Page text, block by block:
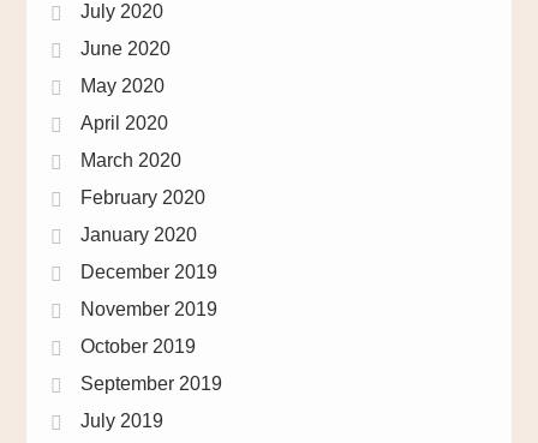
July 2020
June 2020
May 2020
April 2020
March 2020
February 2020
January 2020
December 2019
November 2019
October 2019
September 2019
July 2019